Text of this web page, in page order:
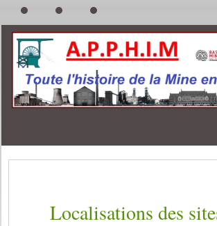
Localisations des